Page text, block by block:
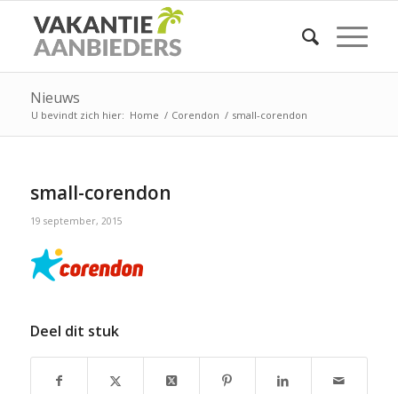
Nieuws
U bevindt zich hier: Home / Corendon / small-corendon
small-corendon
19 september, 2015
Deel dit stuk